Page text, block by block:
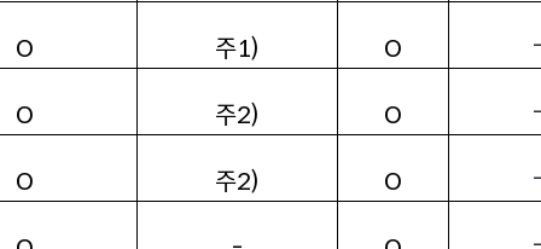
O 주1) O
O 주2) O
O 주2) O